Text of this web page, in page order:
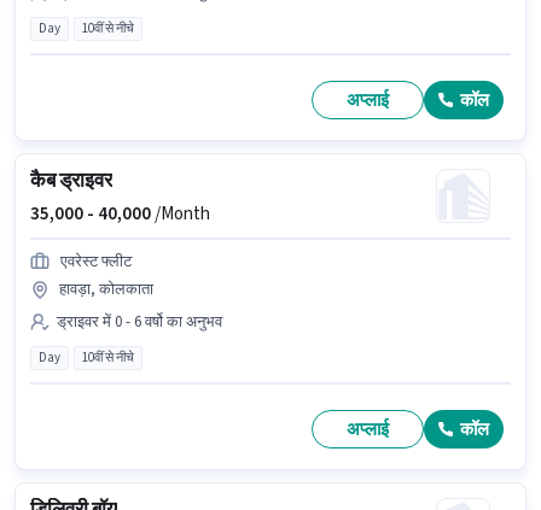
Day 10वीं से नीचे
अप्लाई कॉल
कैब ड्राइवर
35,000 - 40,000/Month
एवरेस्ट फ्लीट
हावड़ा, कोलकाता
ड्राइवर में 0 - 6 वर्षो का अनुभव
Day 10वीं से नीचे
अप्लाई कॉल